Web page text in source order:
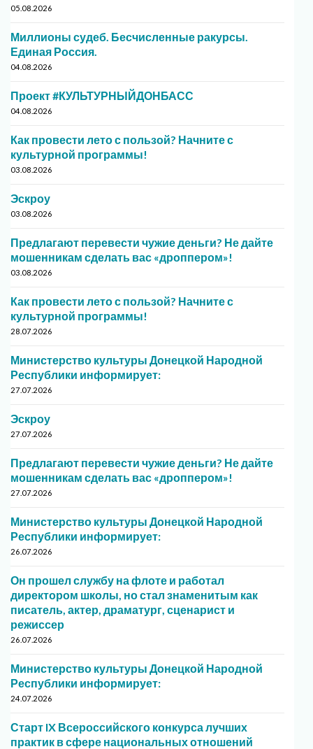
05.08.2026
Миллионы судеб. Бесчисленные ракурсы.
Единая Россия.
04.08.2026
Проект #КУЛЬТУРНЫЙДОНБАСС
04.08.2026
Как провести лето с пользой? Начните с
культурной программы!
03.08.2026
Эскроу
03.08.2026
Предлагают перевести чужие деньги? Не дайте
мошенникам сделать вас «дроппером»!
03.08.2026
Как провести лето с пользой? Начните с
культурной программы!
28.07.2026
Министерство культуры Донецкой Народной
Республики информирует:
27.07.2026
Эскроу
27.07.2026
Предлагают перевести чужие деньги? Не дайте
мошенникам сделать вас «дроппером»!
27.07.2026
Министерство культуры Донецкой Народной
Республики информирует:
26.07.2026
Он прошел службу на флоте и работал
директором школы, но стал знаменитым как
писатель, актер, драматург, сценарист и
режиссер
26.07.2026
Министерство культуры Донецкой Народной
Республики информирует:
24.07.2026
Старт IX Всероссийского конкурса лучших
практик в сфере национальных отношений